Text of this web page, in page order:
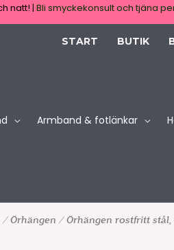
natt! | Bli smyckekonsult och tjäna
START BUTIK
Armband & fotlänkar
/Örhängen / Örhängen rostfritt